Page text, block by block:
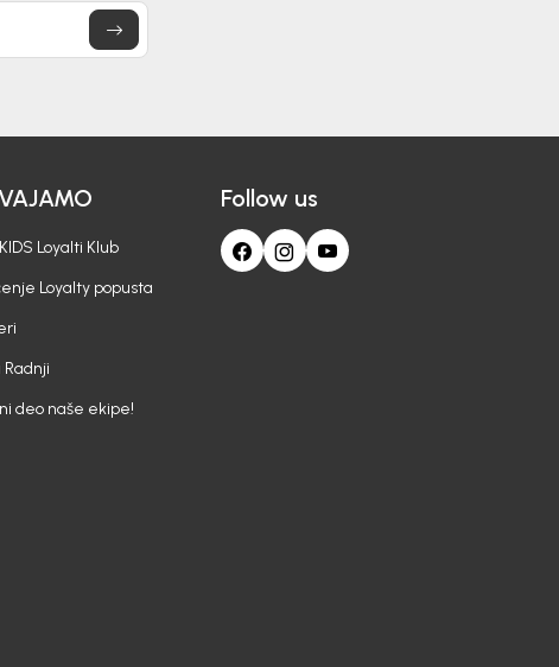
Loyalti Klub
Loyalty popusta
Radnji
deo naše ekipe!
Follow us